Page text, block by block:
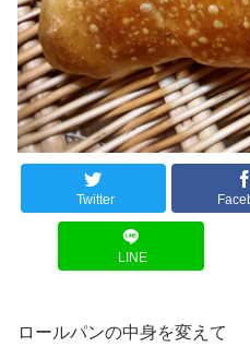
Twitter
LINE
ロールパンの中身を変えて